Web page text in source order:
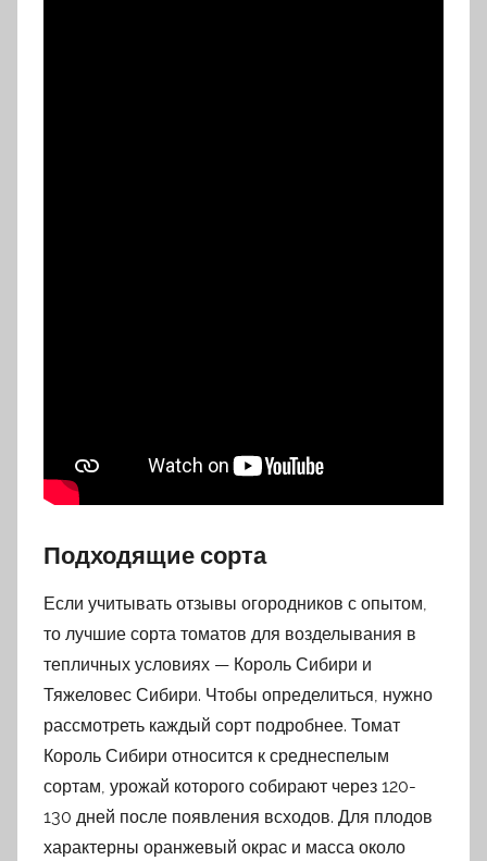
Подходящие сорта
Если учитывать отзывы огородников с опытом,
то лучшие сорта томатов для возделывания в
тепличных условиях — Король Сибири и
Тяжеловес Сибири. Чтобы определиться, нужно
рассмотреть каждый сорт подробнее. Томат
Король Сибири относится к среднеспелым
сортам, урожай которого собирают через 120-
130 дней после появления всходов. Для плодов
характерны оранжевый окрас и масса около